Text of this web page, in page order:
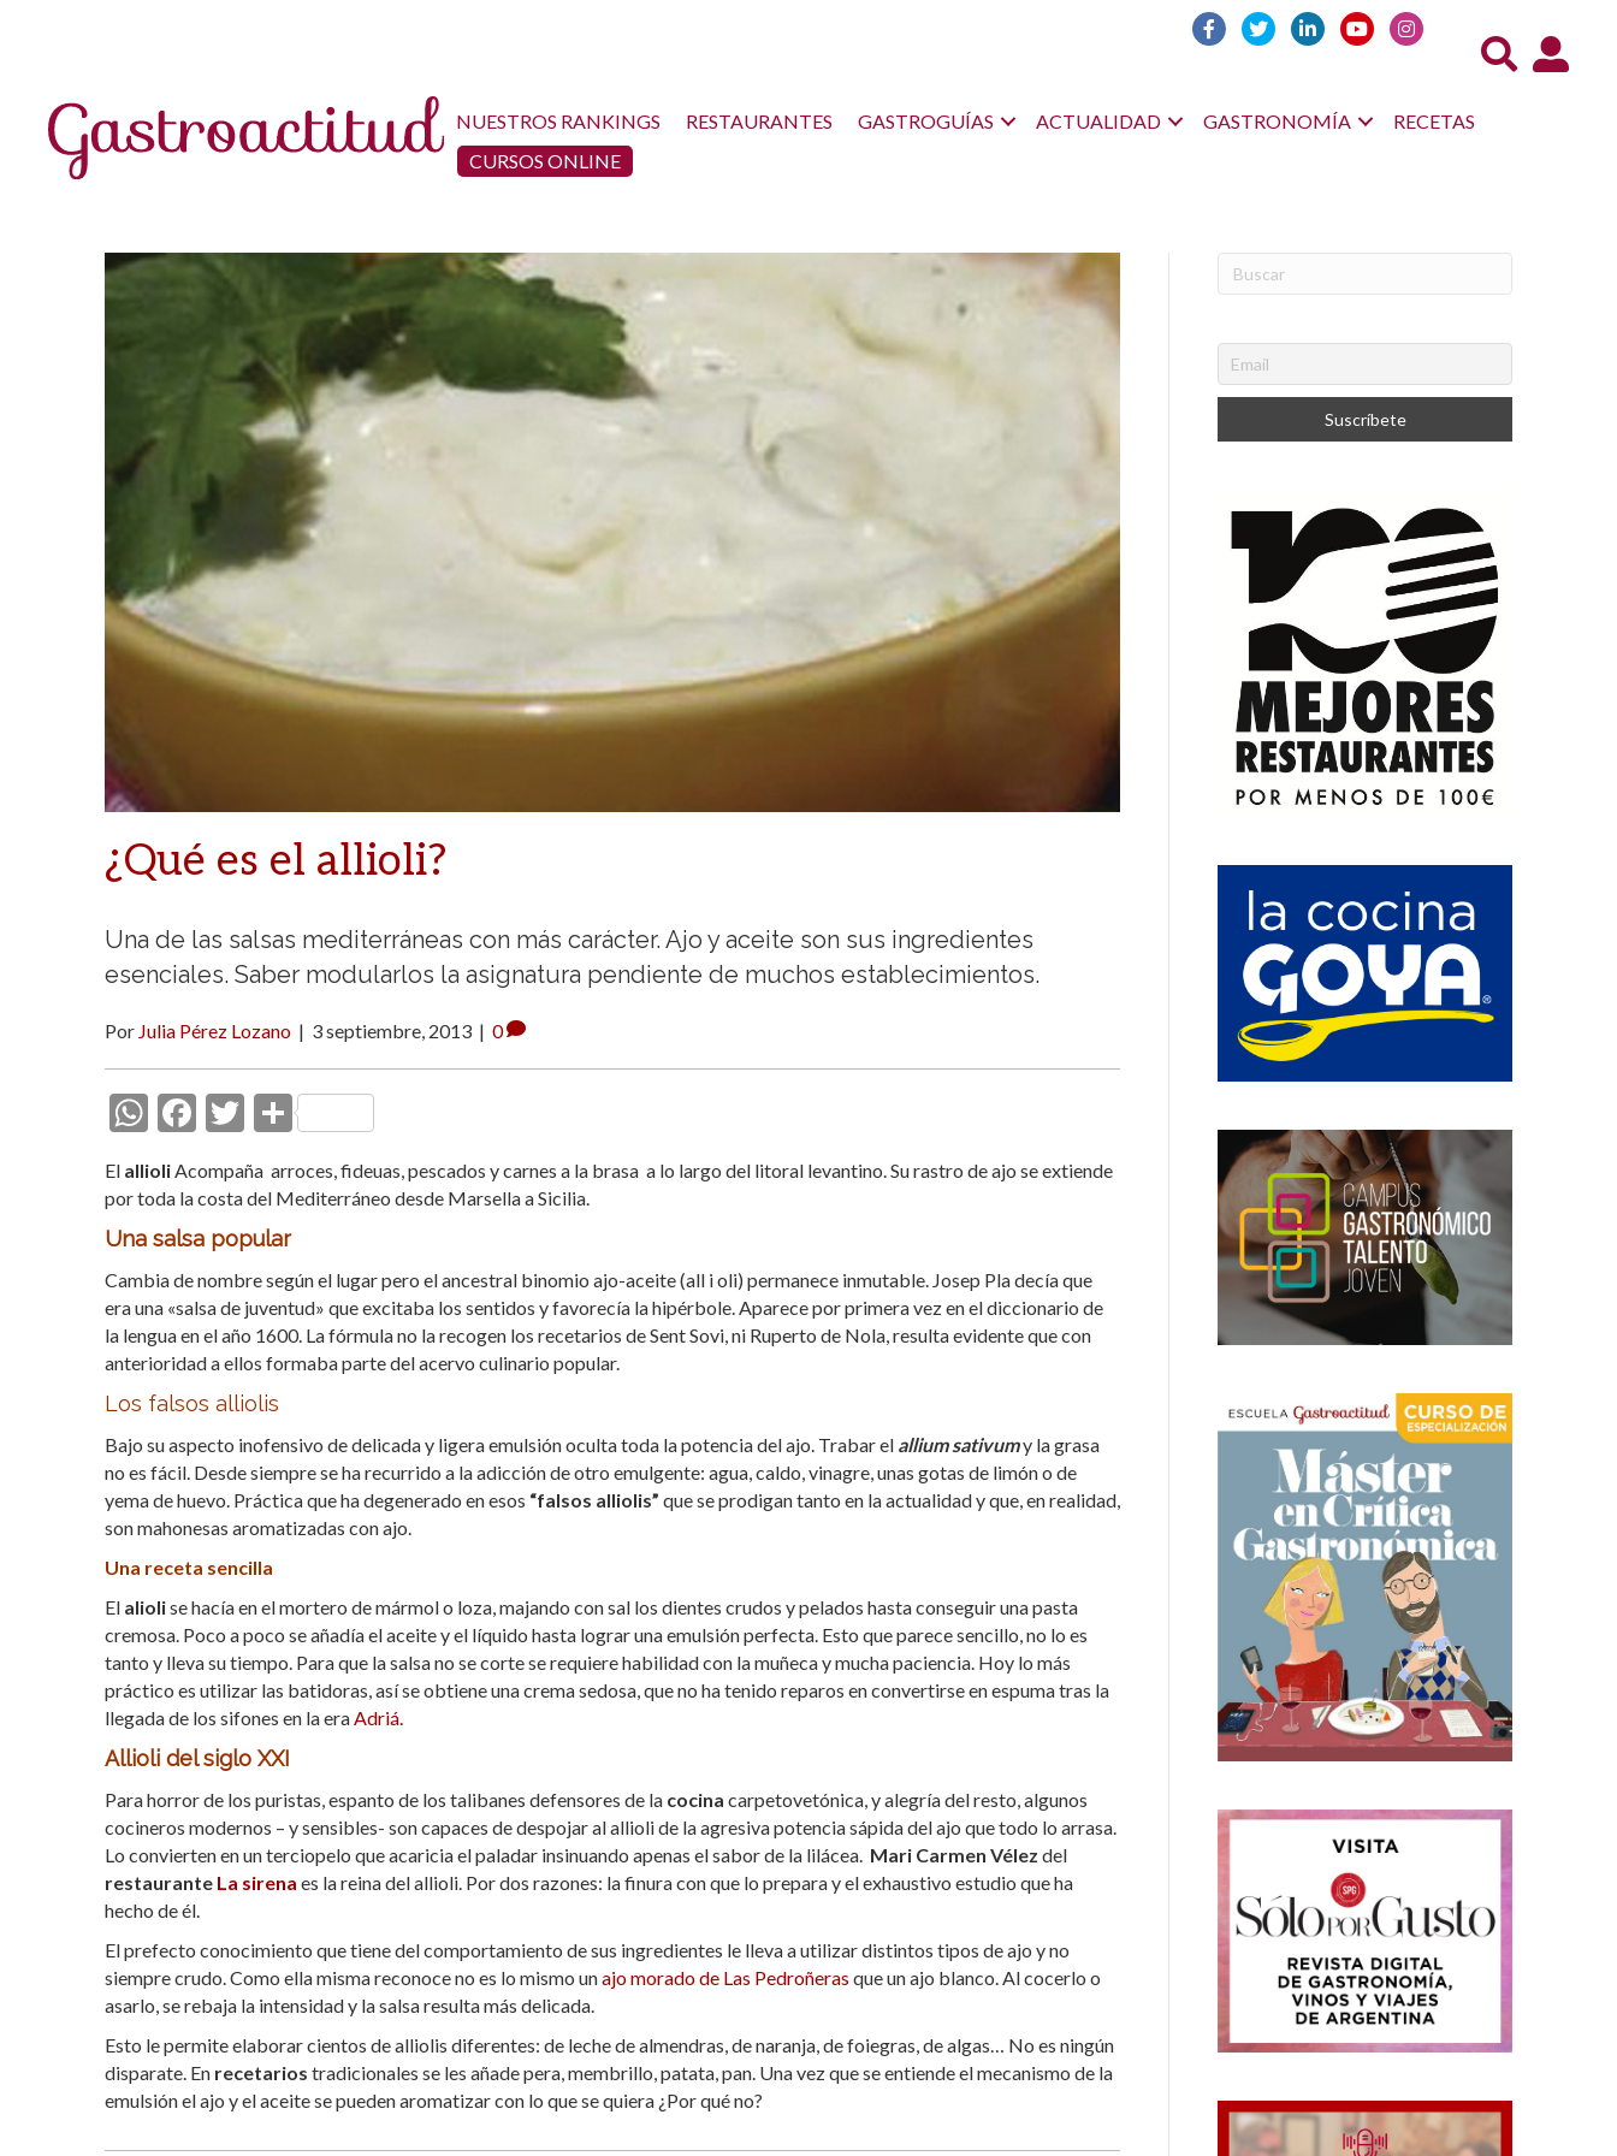
Acceso
NUESTROS RANKINGS RESTAURANTES GASTROGUÍAS ACTUALIDAD GASTRONOMÍA
RECETAS
CURSOS ONLINE
¿Qué es el allioli?
Una de las salsas mediterráneas con más carácter. Ajo y aceite son sus ingredientes
esenciales. Saber modularlos la asignatura pendiente de muchos establecimientos.
Por Julia Pérez Lozano | 3 septiembre, 2013 | 0
W
at
s
A
p
p
F
e
b
o
o
k
T
itt
er
C
m
ar
ti
r
El allioliAcompaña arroces, fideuas, pescados y carnes a la brasa a lo largo del litoral levantino. Su rastro de ajo se extiende
por toda la costa del Mediterráneo desde Marsella a Sicilia.
Una salsa popular
Cambia de nombre según el lugar pero el ancestral binomio ajo-aceite (all i oli) permanece inmutable. Josep Pla decía que
era una «salsa de juventud» que excitaba los sentidos y favorecía la hipérbole. Aparece por primera vez en el diccionario de
la lengua en el año 1600. La fórmula no la recogen los recetarios de Sent Sovi, ni Ruperto de Nola, resulta evidente que con
anterioridad a ellos formaba parte del acervo culinario popular.
Los falsos alliolis
Bajo su aspecto inofensivo de delicada y ligera emulsión oculta toda la potencia del ajo. Trabar el allium sativumy la grasa
no es fácil. Desde siempre se ha recurrido a la adicción de otro emulgente: agua, caldo, vinagre, unas gotas de limón o de
yema de huevo. Práctica que ha degenerado en esos “falsos alliolis” que se prodigan tanto en la actualidad y que, en realidad,
son mahonesas aromatizadas con ajo.
Una receta sencilla
El aliolise hacía en el mortero de mármol o loza, majando con sal los dientes crudos y pelados hasta conseguir una pasta
cremosa. Poco a poco se añadía el aceite y el líquido hasta lograr una emulsión perfecta. Esto que parece sencillo, no lo es
tanto y lleva su tiempo. Para que la salsa no se corte se requiere habilidad con la muñeca y mucha paciencia. Hoy lo más
práctico es utilizar las batidoras, así se obtiene una crema sedosa, que no ha tenido reparos en convertirse en espuma tras la
llegada de los sifones en la eraAdriá.
Allioli del siglo XXI
Para horror de los puristas, espanto de los talibanes defensores de la cocina carpetovetónica, y alegría del resto, algunos
cocineros modernos – y sensibles- son capaces de despojar al allioli de la agresiva potencia sápida del ajo que todo lo arrasa.
Lo convierten en un terciopelo que acaricia el paladar insinuando apenas el sabor de la lilácea. Mari Carmen Vélez del
restaurante La sirena es la reina del allioli. Por dos razones: la finura con que lo prepara y el exhaustivo estudio que ha
hecho de él.
El prefecto conocimiento que tiene del comportamiento de sus ingredientes le lleva a utilizar distintos tipos de ajo y no
siempre crudo. Como ella misma reconoce no es lo mismo unajo morado de Las Pedroñeras que un ajo blanco. Al cocerlo o
asarlo, se rebaja la intensidad y la salsa resulta más delicada.
Esto le permite elaborar cientos de alliolis diferentes: de leche de almendras, de naranja, de foiegras, de algas… No es ningún
disparate. En recetarios tradicionales se les añade pera, membrillo, patata, pan. Una vez que se entiende el mecanismo de la
emulsión el ajo y el aceite se pueden aromatizar con lo que se quiera ¿Por qué no?